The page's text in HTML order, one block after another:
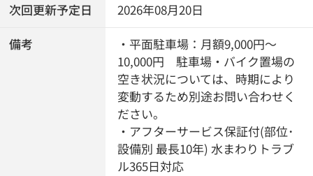
次回更新予定日 2026年08月20日
備考
・平面駐車場：月額9,000円～
10,000円 駐車場・バイク置場の
空き状況については、時期により
変動するため別途お問い合わせく
ださい。
・アフターサービス保証付(部位･
設備別 最長10年) 水まわりトラブ
ル365日対応